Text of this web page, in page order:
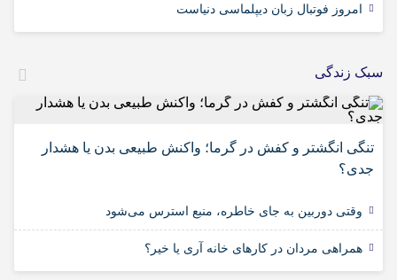
امروز فوتبال زبان دیپلماسی دنیاست
سبک زندگی
تنگی انگشتر و کفش در گرما؛ واکنش طبیعی بدن یا هشدار
جدی؟
وقتی دوربین به جای خاطره، منبع استرس می‌شود
همراهی مردان در کارهای خانه آری یا خیر؟